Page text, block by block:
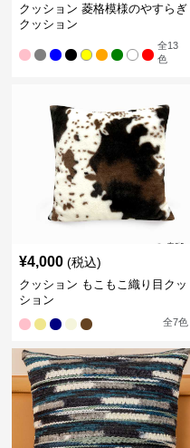
クッション 菱格模様のやすらぎ
クッション
全13
色
¥4,000 (税込)
クッション もこもこ織り目クッ
ション
全7色